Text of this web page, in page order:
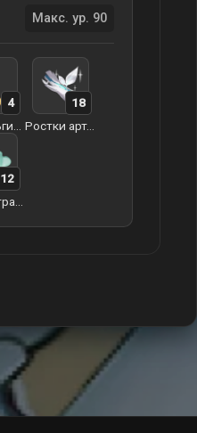
Макс. ур. 90
4
Ростки артерий земли
18
12